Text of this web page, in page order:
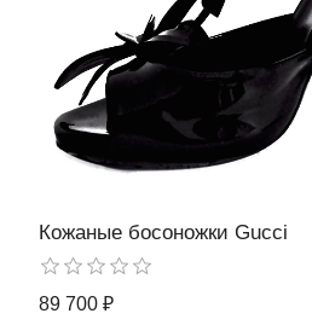
Кожаные босоножки Gucci
89 700 ₽